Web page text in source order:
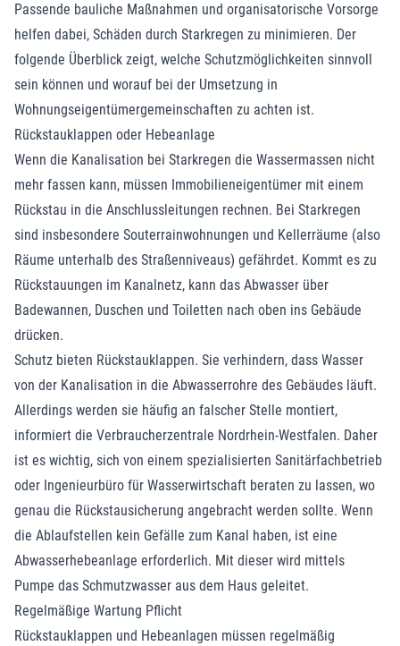
Passende bauliche Maßnahmen und organisatorische Vorsorge
helfen dabei, Schäden durch Starkregen zu minimieren. Der
folgende Überblick zeigt, welche Schutzmöglichkeiten sinnvoll
sein können und worauf bei der Umsetzung in
Wohnungseigentümergemeinschaften zu achten ist.
Rückstauklappen oder Hebeanlage
Wenn die Kanalisation bei Starkregen die Wassermassen nicht
mehr fassen kann, müssen Immobilieneigentümer mit einem
Rückstau in die Anschlussleitungen rechnen. Bei Starkregen
sind insbesondere Souterrainwohnungen und Kellerräume (also
Räume unterhalb des Straßenniveaus) gefährdet. Kommt es zu
Rückstauungen im Kanalnetz, kann das Abwasser über
Badewannen, Duschen und Toiletten nach oben ins Gebäude
drücken.
Schutz bieten Rückstauklappen. Sie verhindern, dass Wasser
von der Kanalisation in die Abwasserrohre des Gebäudes läuft.
Allerdings werden sie häufig an falscher Stelle montiert,
informiert die Verbraucherzentrale Nordrhein-Westfalen. Daher
ist es wichtig, sich von einem spezialisierten Sanitärfachbetrieb
oder Ingenieurbüro für Wasserwirtschaft beraten zu lassen, wo
genau die Rückstausicherung angebracht werden sollte. Wenn
die Ablaufstellen kein Gefälle zum Kanal haben, ist eine
Abwasserhebeanlage erforderlich. Mit dieser wird mittels
Pumpe das Schmutzwasser aus dem Haus geleitet.
Regelmäßige Wartung Pflicht
Rückstauklappen und Hebeanlagen müssen regelmäßig